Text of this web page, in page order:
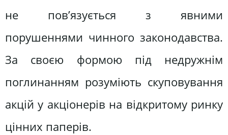
не пов’язується з явними
порушеннями чинного законодавства.
За своєю формою під недружнім
поглинанням розуміють скуповування
акцій у акціонерів на відкритому ринку
цінних паперів.